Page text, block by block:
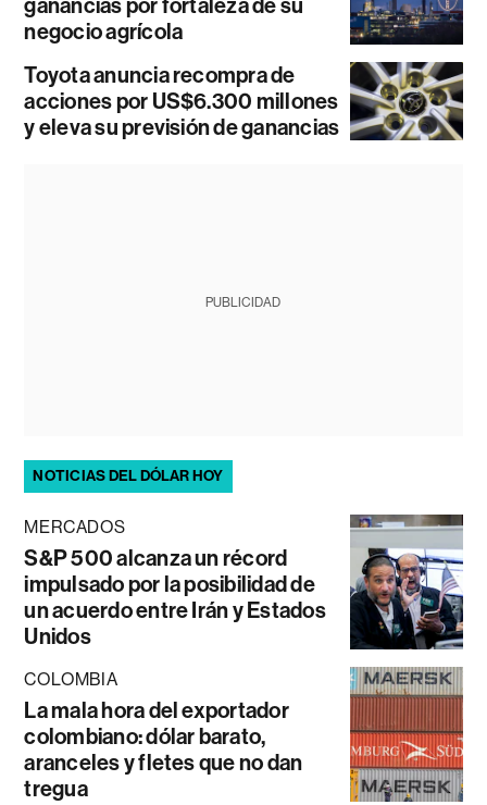
ganancias por fortaleza de su
negocio agrícola
Toyota anuncia recompra de
acciones por US$6.300 millones
y eleva su previsión de ganancias
PUBLICIDAD
NOTICIAS DEL DÓLAR HOY
MERCADOS
S&P 500 alcanza un récord
impulsado por la posibilidad de
un acuerdo entre Irán y Estados
Unidos
COLOMBIA
La mala hora del exportador
colombiano: dólar barato,
aranceles y fletes que no dan
tregua